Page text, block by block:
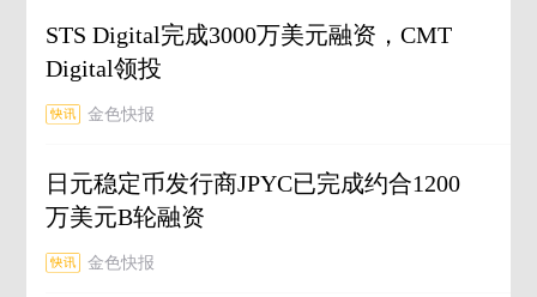
STS Digital完成3000万美元融资，CMT
Digital领投
金色快报
日元稳定币发行商JPYC已完成约合1200
万美元B轮融资
金色快报